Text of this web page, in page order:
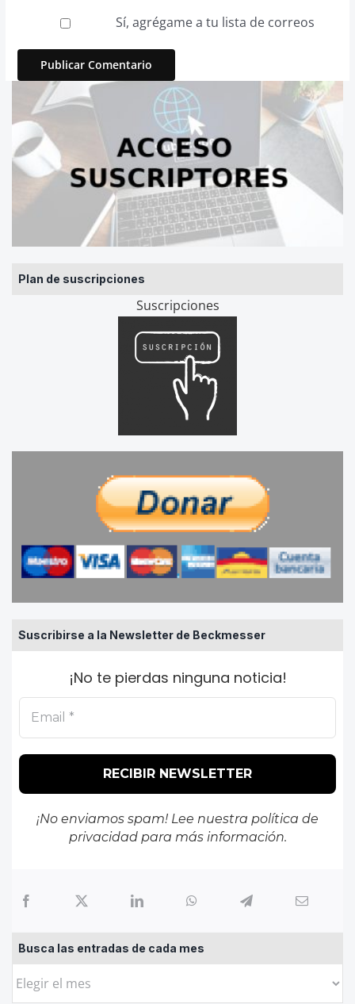
Plan de suscripciones
Suscripciones
Suscribirse a la Newsletter de Beckmesser
¡No te pierdas ninguna noticia!
¡No enviamos spam! Lee nuestra política de
privacidadpara más información.
Busca las entradas de cada mes
Busca
Sí, agrégame a tu lista de correos